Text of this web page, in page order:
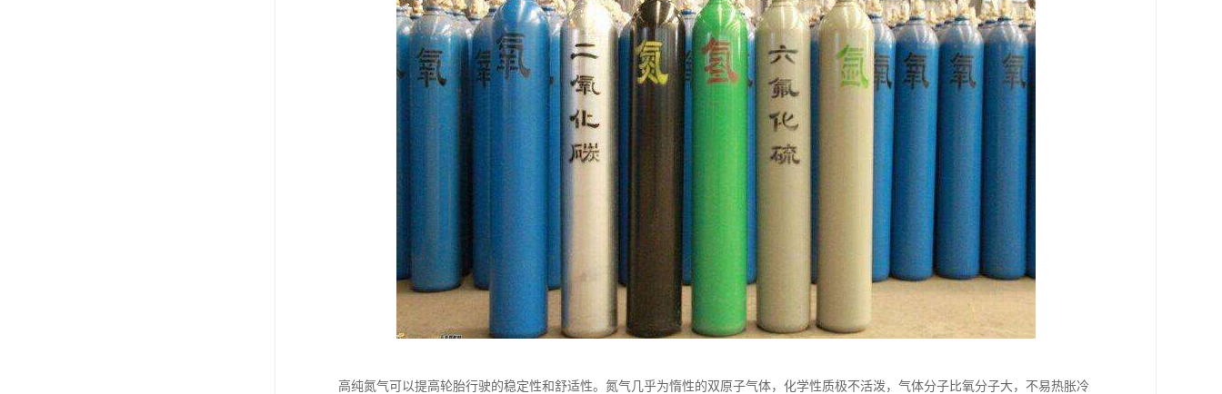
高纯氮气可以提高轮胎行驶的稳定性和舒适性。氮气几乎为惰性的双原子气体，化学性质极不活泼，气体分子比氧分子大，不易热胀冷